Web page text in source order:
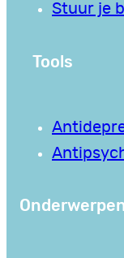
Stuur je
Tools